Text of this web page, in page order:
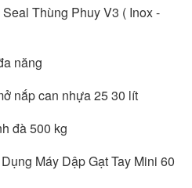
Thùng Phuy V3 ( Inox -
năng
nắp can nhựa 25 30 lít
đà 500 kg
Máy Dập Gạt Tay Mini 60